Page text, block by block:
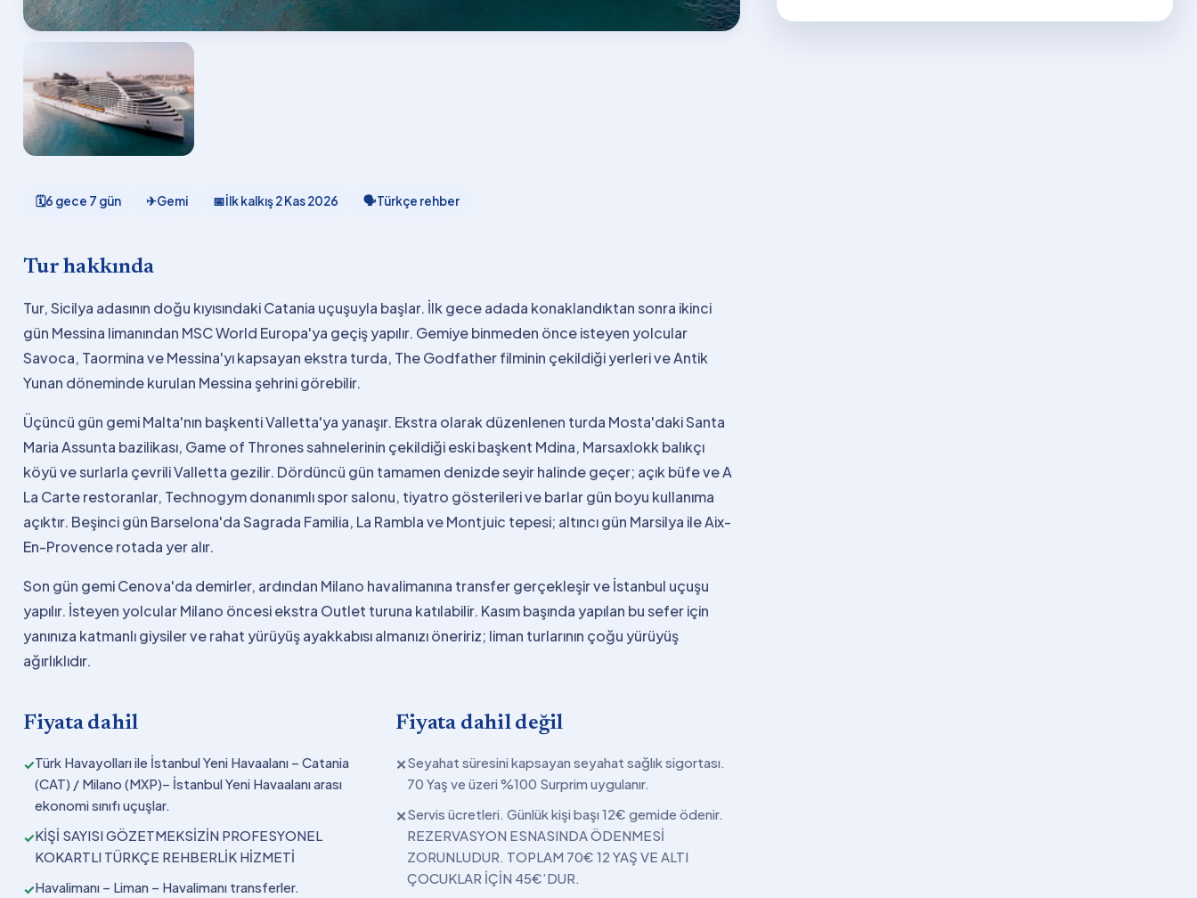
🗓6 gece 7 gün ✈Gemi 📅İlk kalkış2 Kas 2026 🗣Türkçe rehber
Tur hakkında
Tur, Sicilya adasının doğu kıyısındaki Catania uçuşuyla başlar. İlk gece adada konaklandıktan sonra ikinci
gün Messina limanından MSC World Europa'ya geçiş yapılır. Gemiye binmeden önce isteyen yolcular
Savoca, Taormina ve Messina'yı kapsayan ekstra turda, The Godfather filminin çekildiği yerleri ve Antik
Yunan döneminde kurulan Messina şehrini görebilir.
Üçüncü gün gemi Malta'nın başkenti Valletta'ya yanaşır. Ekstra olarak düzenlenen turda Mosta'daki Santa
Maria Assunta bazilikası, Game of Thrones sahnelerinin çekildiği eski başkent Mdina, Marsaxlokk balıkçı
köyü ve surlarla çevrili Valletta gezilir. Dördüncü gün tamamen denizde seyir halinde geçer; açık büfe ve A
La Carte restoranlar, Technogym donanımlı spor salonu, tiyatro gösterileri ve barlar gün boyu kullanıma
açıktır. Beşinci gün Barselona'da Sagrada Familia, La Rambla ve Montjuic tepesi; altıncı gün Marsilya ile Aix-
En-Provence rotada yer alır.
Son gün gemi Cenova'da demirler, ardından Milano havalimanına transfer gerçekleşir ve İstanbul uçuşu
yapılır. İsteyen yolcular Milano öncesi ekstra Outlet turuna katılabilir. Kasım başında yapılan bu sefer için
yanınıza katmanlı giysiler ve rahat yürüyüş ayakkabısı almanızı öneririz; liman turlarının çoğu yürüyüş
ağırlıklıdır.
Fiyata dahil
✓Türk Havayolları ile İstanbul Yeni Havaalanı – Catania
(CAT) / Milano (MXP)– İstanbul Yeni Havaalanı arası
ekonomi sınıfı uçuşlar.
✓KİŞİ SAYISI GÖZETMEKSİZİN PROFESYONEL
KOKARTLI TÜRKÇE REHBERLİK HİZMETİ
✓Havalimanı – Liman – Havalimanı transferler.
Fiyata dahil değil
✕Seyahat süresini kapsayan seyahat sağlık sigortası.
70 Yaş ve üzeri %100 Surprim uygulanır.
✕Servis ücretleri. Günlük kişi başı 12€ gemide ödenir.
REZERVASYON ESNASINDA ÖDENMESİ
ZORUNLUDUR. TOPLAM 70€ 12 YAŞ VE ALTI
ÇOCUKLAR İÇİN 45€’DUR.